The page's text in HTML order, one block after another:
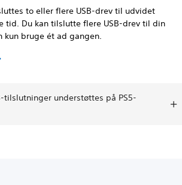
to eller flere USB-drev til udvidet
tid. Du kan tilslutte flere USB-drev til din
kun bruge ét ad gangen.
tilslutninger understøttes på PS5-